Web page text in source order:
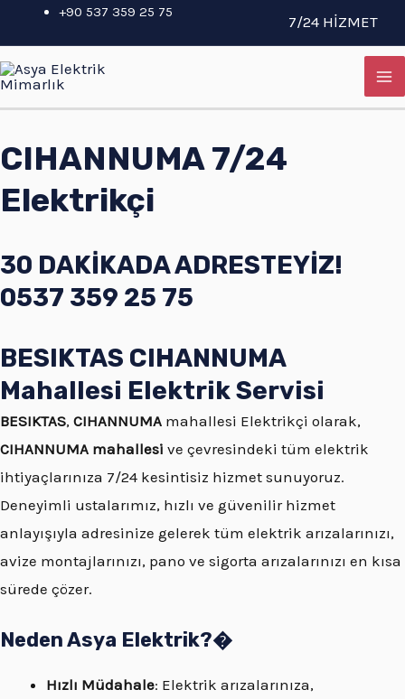
İçeriğe
atla
+90 537 359 25 75
7/24 HİZMET
CIHANNUMA 7/24
Elektrikçi
30 DAKİKADA ADRESTEYİZ!
0537 359 25 75
BESIKTAS CIHANNUMA
Mahallesi Elektrik Servisi
BESIKTAS, CIHANNUMA mahallesi Elektrikçi olarak,
CIHANNUMA mahallesi ve çevresindeki tüm elektrik
ihtiyaçlarınıza 7/24 kesintisiz hizmet sunuyoruz.
Deneyimli ustalarımız, hızlı ve güvenilir hizmet
anlayışıyla adresinize gelerek tüm elektrik arızalarınızı,
avize montajlarınızı, pano ve sigorta arızalarınızı en kısa
sürede çözer.
Neden Asya Elektrik?�
Hızlı Müdahale: Elektrik arızalarınıza,